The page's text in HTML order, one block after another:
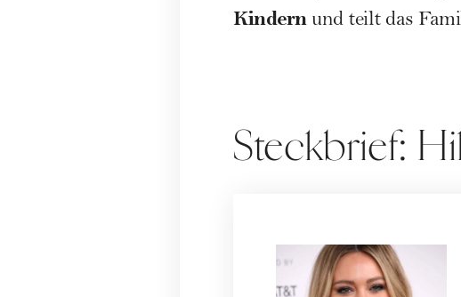
Kindernund teilt das
Steckbrief: